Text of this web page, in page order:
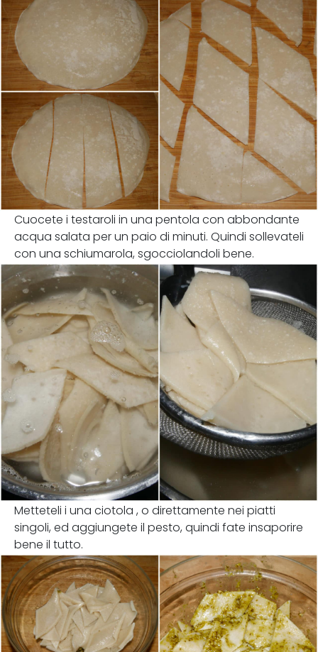
Cuocete i testaroli in una pentola con abbondante
acqua salata per un paio di minuti. Quindi sollevateli
con una schiumarola, sgocciolandoli bene.
Metteteli i una ciotola , o direttamente nei piatti
singoli, ed aggiungete il pesto, quindi fate insaporire
bene il tutto.